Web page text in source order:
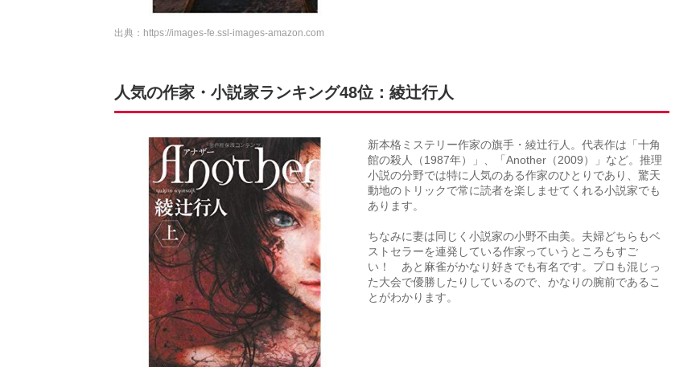
出典： https://images-fe.ssl-images-amazon.com
人気の作家・小説家ランキング48位：綾辻行人
新本格ミステリー作家の旗手・綾辻行人。代表作は「十角
館の殺人（1987年）」、「Another（2009）」など。推理
小説の分野では特に人気のある作家のひとりであり、驚天
動地のトリックで常に読者を楽しませてくれる小説家でも
あります。
ちなみに妻は同じく小説家の小野不由美。夫婦どちらもベ
ストセラーを連発している作家っていうところもすご
い！ あと麻雀がかなり好きでも有名です。プロも混じっ
た大会で優勝したりしているので、かなりの腕前であるこ
とがわかります。